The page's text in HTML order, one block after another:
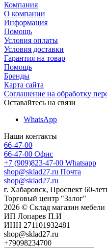
Компания
О компании
Информация
Помощь
Условия оплаты
Условия доставки
Гарантия на товар
Помощь
Бренды
Карта сайта
Соглашение на обработку
Оставайтесь на связи
WhatsApp
Наши контакты
66-47-00
66-47-00 Офис
+7 (909)823-47-00 Whatsapp
shop@sklad27.ru Почта
shop@sklad27.ru
г. Хабаровск, Проспект 60-
Торговый центр "Залог"
2026 © Склад магазин мебели
ИП Лопарев П.И
ИНН 271101932481
shop@sklad27.ru
+79098234700